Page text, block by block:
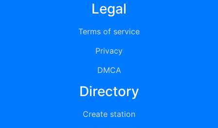
Legal
Terms of service
Privacy
DMCA
Directory
Create station